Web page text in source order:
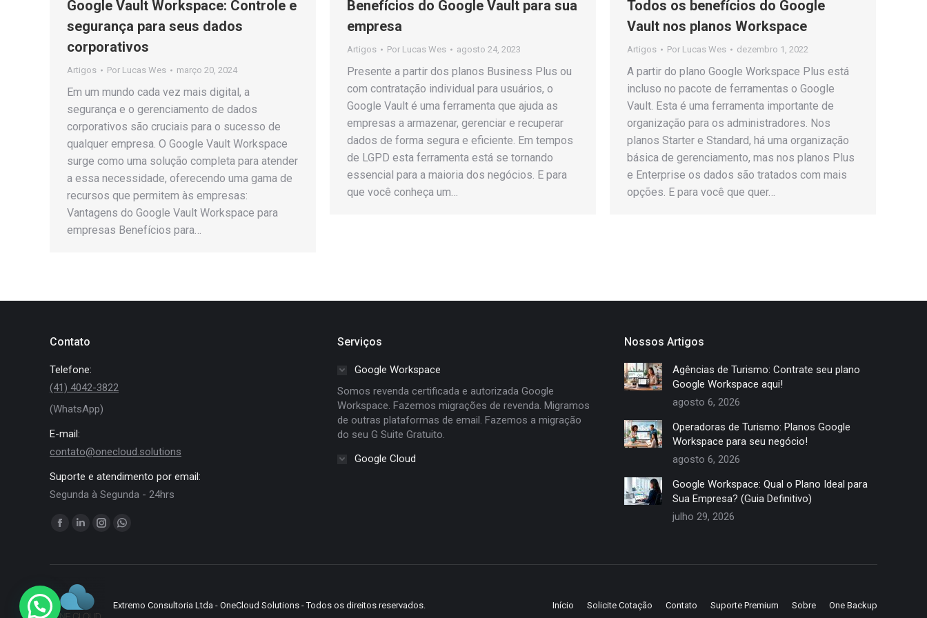
Google Vault Workspace: Controle e
segurança para seus dados
corporativos
Artigos Por Lucas Wes março 20, 2024
Em um mundo cada vez mais digital, a
segurança e o gerenciamento de dados
corporativos são cruciais para o sucesso de
qualquer empresa. O Google Vault Workspace
surge como uma solução completa para atender
a essa necessidade, oferecendo uma gama de
recursos que permitem às empresas:
Vantagens do Google Vault Workspace para
empresas Benefícios para…
Benefícios do Google Vault para sua
empresa
Artigos Por Lucas Wes agosto 24, 2023
Presente a partir dos planos Business Plus ou
com contratação individual para usuários, o
Google Vault é uma ferramenta que ajuda as
empresas a armazenar, gerenciar e recuperar
dados de forma segura e eficiente. Em tempos
de LGPD esta ferramenta está se tornando
essencial para a maioria dos negócios. E para
que você conheça um…
Todos os benefícios do Google
Vault nos planos Workspace
Artigos Por Lucas Wes dezembro 1, 2022
A partir do plano Google Workspace Plus está
incluso no pacote de ferramentas o Google
Vault. Esta é uma ferramenta importante de
organização para os administradores. Nos
planos Starter e Standard, há uma organização
básica de gerenciamento, mas nos planos Plus
e Enterprise os dados são tratados com mais
opções. E para você que quer…
Contato
Telefone:
(41) 4042-3822
(WhatsApp)
E-mail:
contato@onecloud.solutions
Suporte e atendimento por email:
Segunda à Segunda - 24hrs
Encontre-nos em:
Facebook
opens
new
Linkedin
opens
in
new
Instagram
opens
new
Whatsapp
opens
new
Serviços
Google Workspace
Somos revenda certificada e autorizada Google
Workspace. Fazemos migrações de revenda. Migramos
de outras plataformas de email. Fazemos a migração
do seu G Suite Gratuito.
Google Cloud
Nossos Artigos
Agências de Turismo: Contrate seu plano
Google Workspace aqui!
agosto 6, 2026
Operadoras de Turismo: Planos Google
Workspace para seu negócio!
agosto 6, 2026
Google Workspace: Qual o Plano Ideal para
Sua Empresa? (Guia Definitivo)
julho 29, 2026
Extremo Consultoria Ltda - OneCloud Solutions - Todos os direitos reservados. Início Solicite Cotação Contato Suporte Premium Sobre One Backup